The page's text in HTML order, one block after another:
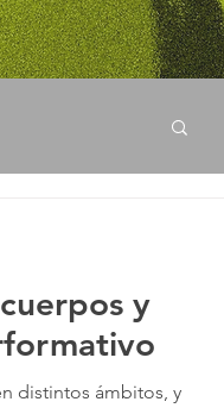
y
distintos ámbitos, y